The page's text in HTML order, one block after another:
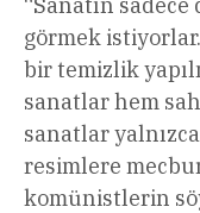
görmek
bir temizlik
sanatlar hem
sanatlar
resimlere
komünistlerin